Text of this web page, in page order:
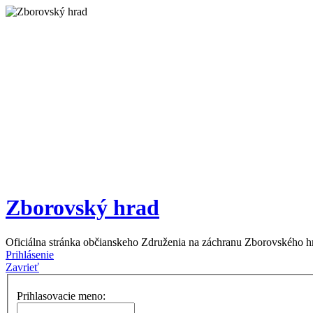
Zborovský hrad
Oficiálna stránka občianskeho Združenia na záchranu Zborovského
Prihlásenie
Zavrieť
Prihlasovacie meno: